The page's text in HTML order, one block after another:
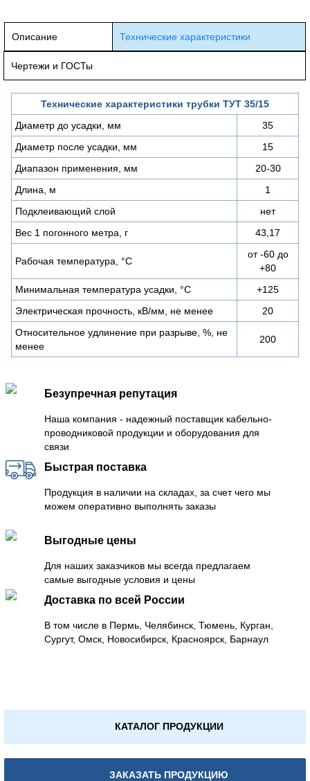
Описание Технические характеристики
Чертежи и ГОСТы
Технические характеристики трубки ТУТ 35/15
Диаметр до усадки, мм
35
Диаметр после усадки, мм
15
Диапазон применения, мм
20-30
Длина, м
1
Подклеивающий слой
нет
Вес 1 погонного метра, г
43,17
Рабочая температура, °С
от -60 до
+80
Минимальная температура усадки, °С
+125
Электрическая прочность, кВ/мм, не менее
20
Относительное удлинение при разрыве, %, не
менее
200
Безупречная репутация
Наша компания - надежный поставщик кабельно-
проводниковой продукции и оборудования для
связи
Быстрая поставка
Продукция в наличии на складах, за счет чего мы
можем оперативно выполнять заказы
Выгодные цены
Для наших заказчиков мы всегда предлагаем
самые выгодные условия и цены
Доставка по всей России
В том числе в Пермь, Челябинск, Тюмень, Курган,
Сургут, Омск, Новосибирск, Красноярск, Барнаул
КАТАЛОГ ПРОДУКЦИИ
ЗАКАЗАТЬ ПРОДУКЦИЮ